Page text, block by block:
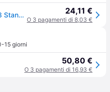
Mass Effect 2 (ps3) Playstion3 Standard (sony Playstation 3) 24,11 €
O 3 pagamenti di 8,03 €
15 giorni
50,80 €
O 3 pagamenti di 16,93 €